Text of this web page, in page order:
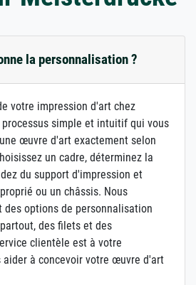
la personnalisation ?
votre impression d'art chez
simple et intuitif qui vous
œuvre d'art exactement selon
un cadre, déterminez la
du support d'impression et
ou un châssis. Nous
des options de personnalisation
des filets et des
clientèle est à votre
à concevoir votre œuvre d'art